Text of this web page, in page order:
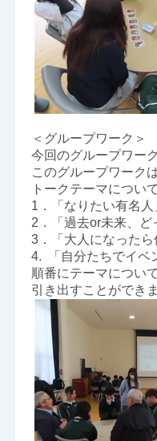
＜グループワーク＞
今回のグループワー
このグループワーク
トークテーマについ
1．「なりたい有名
2．「過去or未来、
3．「大人になった
4. 「自分たちでイベ
順番にテーマについ
引き出すことができ